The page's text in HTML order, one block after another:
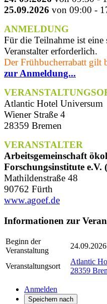
25.09.2026 von 09:00 -
ANMELDUNG
Für die Teilnahme ist
Veranstalter erforderlich.
Der Frühbucherrabatt gilt
zur Anmeldung...
Atlantic Hotel Universum
Wiener Straße 4
28359 Bremen
VERANSTALTER
Arbeitsgemeinschaft
Forschungsinstitute e.V.
Mathildenstraße 48
90762 Fürth
www.agoef.de
Informationen zur
Beginn der
Veranstaltung
Veranstaltungsort
Atlantic
28359
Anmelden
Speichern nach